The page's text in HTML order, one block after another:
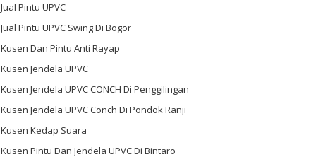
Jual Pintu UPVC
Jual Pintu UPVC Swing Di Bogor
Kusen Dan Pintu Anti Rayap
Kusen Jendela UPVC
Kusen Jendela UPVC CONCH Di Penggilingan
Kusen Jendela UPVC Conch Di Pondok Ranji
Kusen Kedap Suara
Kusen Pintu Dan Jendela UPVC Di Bintaro